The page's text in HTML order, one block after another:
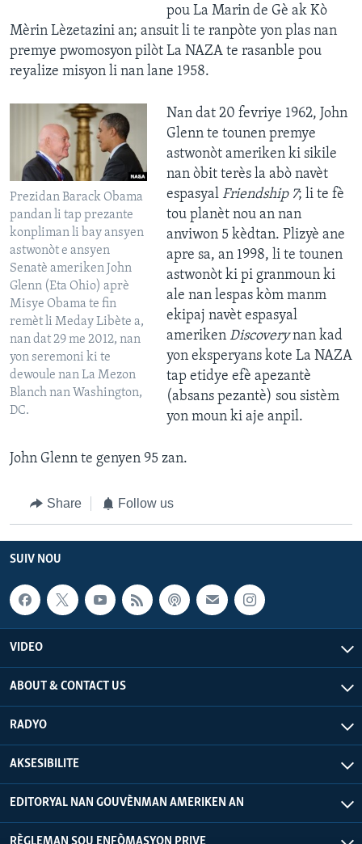
pou La Marin de Gè ak Kò
Mèrin Lèzetazini an; ansuit li te ranpòte yon plas nan
premye pwomosyon pilòt La NAZA te rasanble pou
reyalize misyon li nan lane 1958.
Prezidan Barack Obama
pandan li tap prezante
konpliman li bay ansyen
astwonòt e ansyen
Senatè ameriken John
Glenn (Eta Ohio) aprè
Misye Obama te fin
remèt li Meday Libète a,
nan dat 29 me 2012, nan
yon seremoni ki te
dewoule nan La Mezon
Blanch nan Washington,
DC.
Nan dat 20 fevriye 1962, John
Glenn te tounen premye
astwonòt ameriken ki sikile
nan òbit terès la abò navèt
espasyal Friendship 7; li te fè
tou planèt nou an nan
anviwon 5 kèdtan. Plizyè ane
apre sa, an 1998, li te tounen
astwonòt ki pi granmoun ki
ale nan lespas kòm manm
ekipaj navèt espasyal
ameriken Discoverynan kad
yon eksperyans kote La NAZA
tap etidye efè apezantè
(absans pezantè) sou sistèm
yon moun ki aje anpil.
John Glenn te genyen 95 zan.
Share Follow us
SUIV NOU
VIDEO
ABOUT & CONTACT US
RADYO
AKSESIBILITE
EDITORYAL NAN GOUVÈNMAN AMERIKEN AN